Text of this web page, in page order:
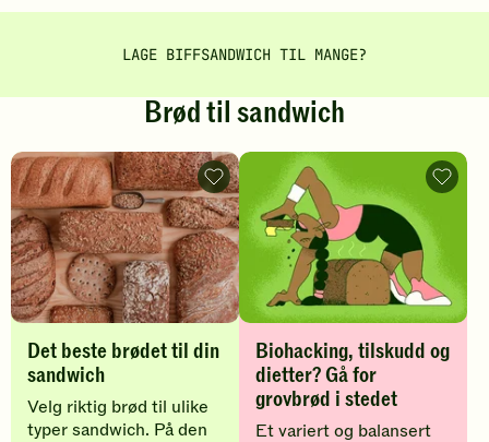
LAGE BIFFSANDWICH TIL MANGE?
Brød til sandwich
Det beste brødet til din
sandwich
Velg riktig brød til ulike
typer sandwich. På den
Det
beste
brødet
til
din
sandwich
-
legg
til
Biohacking, tilskudd og
dietter? Gå for
grovbrød i stedet
Et variert og balansert
tilskudd
mer
grove
stedet
-